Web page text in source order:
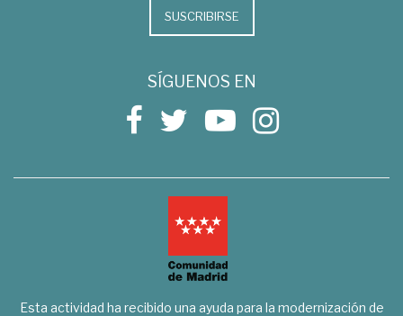
SUSCRIBIRSE
SÍGUENOS EN
Esta actividad ha recibido una ayuda para la modernización de